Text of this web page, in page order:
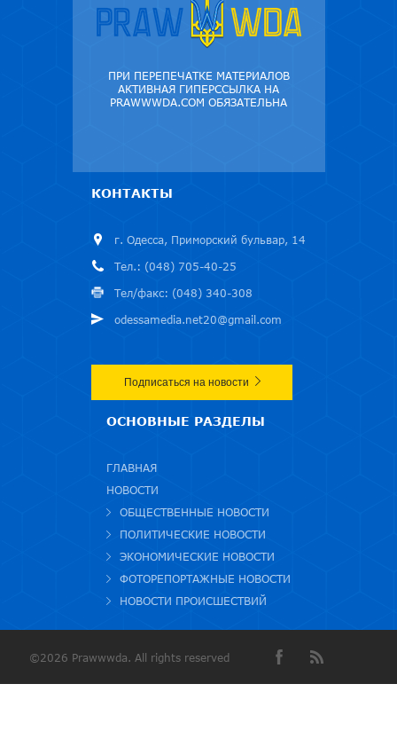
ПРИ ПЕРЕПЕЧАТКЕ МАТЕРИАЛОВ
АКТИВНАЯ ГИПЕРССЫЛКА НА
PRAWWWDA.COM ОБЯЗАТЕЛЬНА
КОНТАКТЫ
г. Одесса, Приморский бульвар, 14
Тел.: (048) 705-40-25
Тел/факс: (048) 340-308
odessamedia.net20@gmail.com
Подписаться на новости
ОСНОВНЫЕ РАЗДЕЛЫ
ГЛАВНАЯ
НОВОСТИ
ОБЩЕСТВЕННЫЕ НОВОСТИ
ПОЛИТИЧЕСКИЕ НОВОСТИ
ЭКОНОМИЧЕСКИЕ НОВОСТИ
ФОТОРЕПОРТАЖНЫЕ НОВОСТИ
НОВОСТИ ПРОИСШЕСТВИЙ
©2026 Prawwwda. All rights reserved